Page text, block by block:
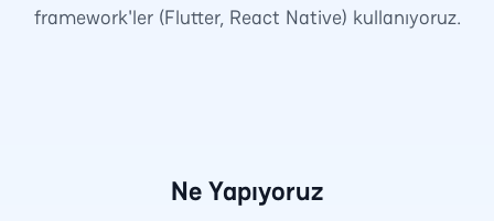
framework'ler (Flutter, React Native) kullanıyoruz.
Ne Yapıyoruz